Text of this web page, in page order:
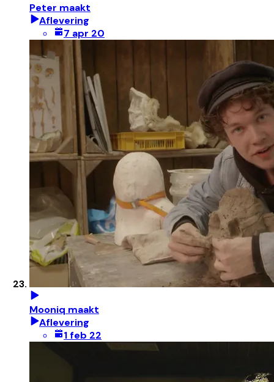
Peter maakt
Aflevering
7 apr 20
Mooniq maakt
Aflevering
1 feb 22